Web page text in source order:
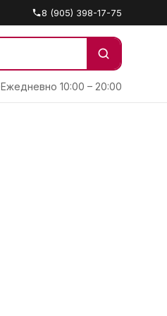
8 (905) 398-17-75
Ежедневно 10:00 – 20:00